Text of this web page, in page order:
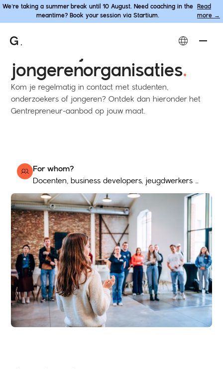
We’re taking a summer break until 10 August. Need coaching in the
meantime? Book your session via Startium.
Read
more →
ondersteuningsaanbod
jongerenorganisaties.
Kom je regelmatig in contact met studenten,
onderzoekers of jongeren? Ontdek dan hieronder het
Gentrepreneur-aanbod op jouw maat.
For whom?
Docenten, business developers, jeugdwerkers ...